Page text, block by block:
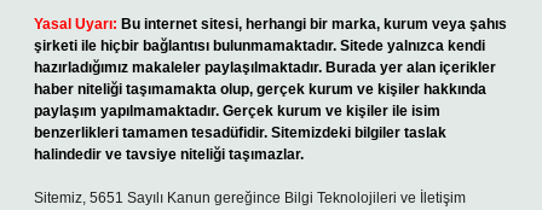
Yasal Uyarı: Bu internet sitesi, herhangi bir marka, kurum veya şahıs
şirketi ile hiçbir bağlantısı bulunmamaktadır. Sitede yalnızca kendi
hazırladığımız makaleler paylaşılmaktadır. Burada yer alan içerikler
haber niteliği taşımamakta olup, gerçek kurum ve kişiler hakkında
paylaşım yapılmamaktadır. Gerçek kurum ve kişiler ile isim
benzerlikleri tamamen tesadüfidir. Sitemizdeki bilgiler taslak
halindedir ve tavsiye niteliği taşımazlar.
Sitemiz, 5651 Sayılı Kanun gereğince Bilgi Teknolojileri ve İletişim